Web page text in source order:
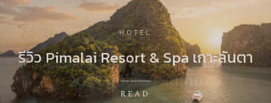
รีวิว Pimalai Resort & Spa เกาะลันตา
HOTEL
รีวิวโรงแรม Park Hyatt Bangkok
2026 หนึ่งเดียวในไทย
รีวิว THE PALAZZO ปิ่นเกล้า–บรมฯ
บ้านเดี่ยว Ultra-Luxury
รีวิว SANSIRI LUXURY COLLECTION
2026 โครงการ Top-Tier ทุกทำเล
รีวิวโรงแรม Anantara Palazzo
Naiadi-Rome โรงแรมหรูแห่งกรุงโรม